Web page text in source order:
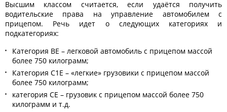
Высшим классом считается, если удаётся получить
водительские права
на управление автомобилем с
прицепом. Речь идет о следующих категориях и
подкатегориях:
Категория BE – легковой автомобиль с прицепом массой
более 750 килограмм;
Категория C1E – «легкие» грузовики с прицепом массой
более 750 килограмм;
категория СЕ – грузовик с прицепом массой более 750
килограмм и т.д.